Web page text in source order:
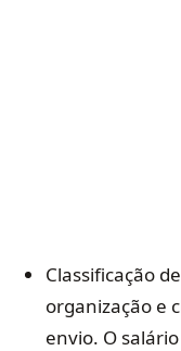
Classificação
organização e
envio. O